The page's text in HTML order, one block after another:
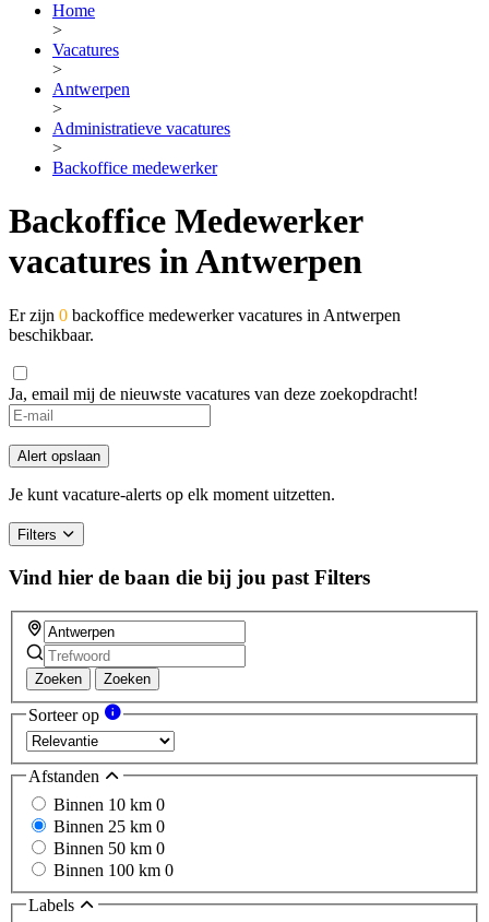
Home
>
Vacatures
>
Antwerpen
>
Administratieve vacatures
>
Backoffice medewerker
Backoffice Medewerker
vacatures in Antwerpen
Er zijn 0 backoffice medewerker vacatures in Antwerpen
beschikbaar.
Ja, email mij de nieuwste vacatures van deze zoekopdracht!
If
you
are
a
human,
this
field
Alert opslaan
Je kunt vacature-alerts op elk moment uitzetten.
Filters
Vind hier de baan die bij jou past Filters
Zoeken Zoeken
Sorteer op
Afstanden
Binnen 10 km 0
Binnen 25 km 0
Binnen 50 km 0
Binnen 100 km 0
Labels